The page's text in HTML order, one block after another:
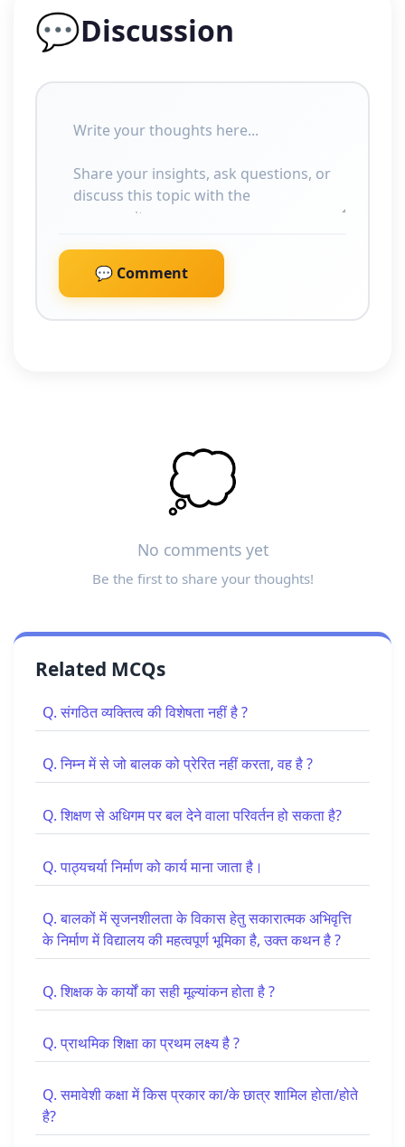
💬Discussion
💬 Comment
💭
No comments yet
Be the first to share your thoughts!
Related MCQs
Q. संगठित व्यक्तित्व की विशेषता नहीं है ?
Q. निम्न में से जो बालक को प्रेरित नहीं करता, वह है ?
Q. शिक्षण से अधिगम पर बल देने वाला परिवर्तन हो सकता है?
Q. पाठ्यचर्या निर्माण को कार्य माना जाता है।
Q. बालकों में सृजनशीलता के विकास हेतु सकारात्मक अभिवृत्ति
के निर्माण में विद्यालय की महत्वपूर्ण भूमिका है, उक्त कथन है ?
Q. शिक्षक के कार्यों का सही मूल्यांकन होता है ?
Q. प्राथमिक शिक्षा का प्रथम लक्ष्य है ?
Q. समावेशी कक्षा में किस प्रकार का/के छात्र शामिल होता/होते
है?